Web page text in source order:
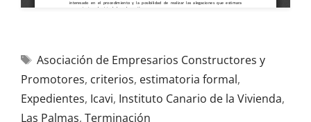
Asociación de Empresarios Constructores y
Promotores, criterios, estimatoria formal,
Expedientes, Icavi, Instituto Canario de la Vivienda,
Las Palmas, Terminación